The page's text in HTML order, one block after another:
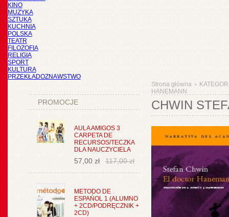
KINO
MUZYKA
SZTUKA
KUCHNIA
POLSKA
TEATR
FILOZOFIA
RELIGIA
SPORT
KULTURA
PRZEKŁADOZNAWSTWO
PROMOCJE
AULA AMIGOS 3
CARPETA DE
RECURSOS/TECZKA
DLA NAUCZYCIELA
57,00 zł 117,00 zł
METODO DE
ESPAŃOL 1 (ALUMNO
+ 2CD/PODRĘCZNIK +
2CD)
Strona główna >
HANEMANN
CHWIN